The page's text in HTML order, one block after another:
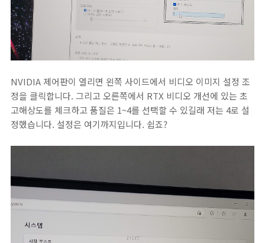
NVIDIA 제어판이 열리면 왼쪽 사이드에서 비디오 이미지 설정 조
정을 클릭합니다. 그리고 오른쪽에서 RTX 비디오 개선에 있는 초
고해상도를 체크하고 품질은 1~4를 선택할 수 있길래 저는 4로 설
정했습니다. 설정은 여기까지입니다. 쉽죠?